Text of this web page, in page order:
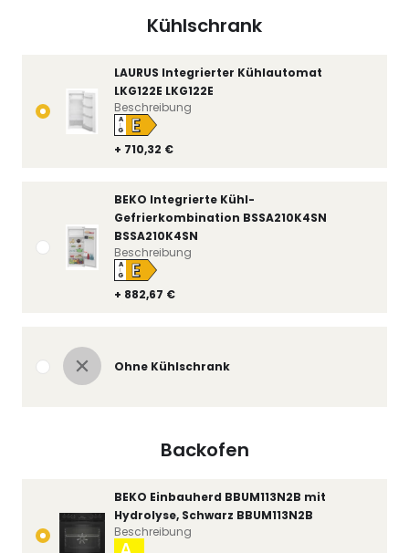
Kühlschrank
LAURUS Integrierter Kühlautomat
LKG122E LKG122E
+ 710,32 €
A
↑
G E
Beschreibung
BEKO Integrierte Kühl-
Gefrierkombination BSSA210K4SN
BSSA210K4SN
+ 882,67 €
A
↑
G E
Beschreibung
Ohne Kühlschrank
Backofen
BEKO Einbauherd BBUM113N2B mit
Hydrolyse, Schwarz BBUM113N2B
Beschreibung